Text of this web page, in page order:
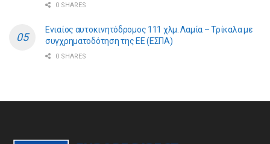
0 SHARES
Ενιαίος αυτοκινητόδρομος 111 χλμ. Λαμία – Τρίκαλα με
συγχρηματοδότηση της ΕE (ΕΣΠΑ)
0 SHARES